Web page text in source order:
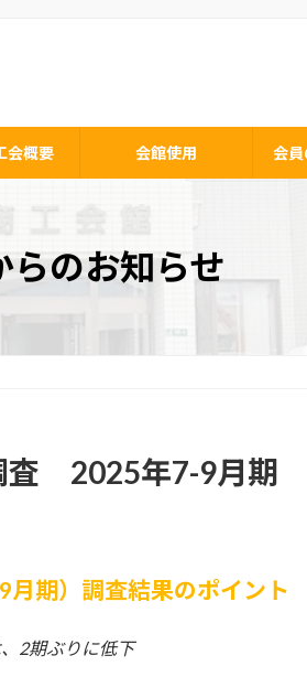
会概要 会館使用 会
らのお知らせ
査 2025年7-9月期
期）調査結果のポイント
2期ぶりに低下